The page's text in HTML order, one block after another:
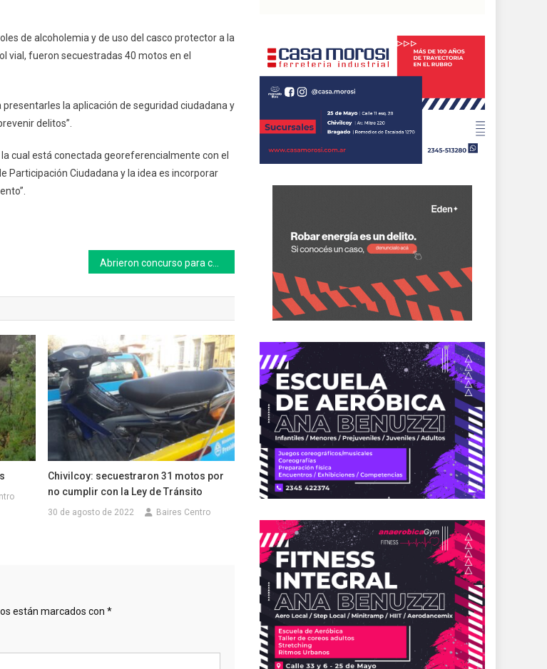
de alcoholemia y de uso del casco protector a la
vial, fueron secuestradas 40 motos en el
la aplicación de seguridad ciudadana y
delitos”.
cual está conectada georeferencialmente con el
Participación Ciudadana y la idea es incorporar
Chivilcoy: secuestraron 31 motos por
no cumplir con la Ley de Tránsito
30 de agosto de 2022 Baires Centro
están marcados con *